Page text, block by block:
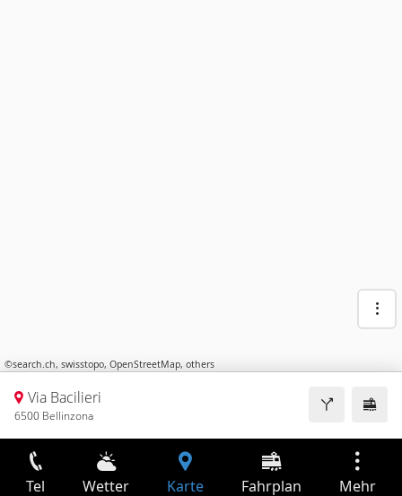
©search.ch, swisstopo, OpenStreetMap, others
Via Bacilieri
6500 Bellinzona
Tel Wetter Karte Fahrplan Mehr